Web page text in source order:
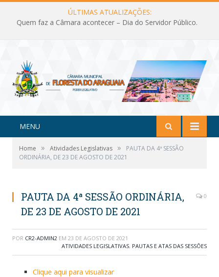
ÚLTIMAS ATUALIZAÇÕES:
Quem faz a Câmara acontecer – Dia do Servidor Público.
MENU
Home » Atividades Legislativas »
PAUTA DA 4ª SESSÃO
ORDINÁRIA, DE 23 DE AGOSTO DE 2021
PAUTA DA 4ª SESSÃO ORDINÁRIA,
DE 23 DE AGOSTO DE 2021
0
POR CR2-ADMIN2 EM 23 DE AGOSTO DE 2021
ATIVIDADES LEGISLATIVAS, PAUTAS E ATAS DAS SESSÕES
Clique aqui para visualizar